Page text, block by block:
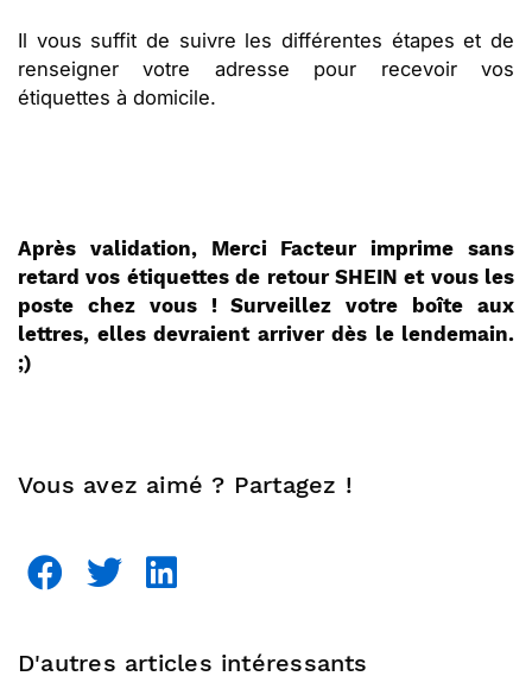
Il vous suffit de suivre les différentes étapes et de
renseigner votre adresse pour recevoir vos
étiquettes à domicile.
Après validation, Merci Facteur imprime sans
retard vos étiquettes de retour SHEIN et vous les
poste chez vous ! Surveillez votre boîte aux
lettres, elles devraient arriver dès le lendemain.
;)
Vous avez aimé ? Partagez !
D'autres articles intéressants